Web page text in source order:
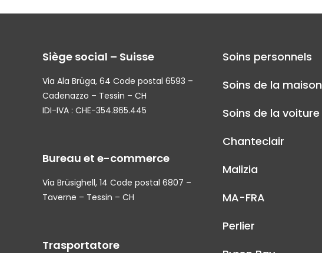
Siège social – Suisse
Via Ala Brüga, 64 Code postal 6593 –
Cadenazzo – Tessin – CH
IDI-IVA : CHE-354.865.445
Bureau et e-commerce
Via Brüsighell, 14 Code postal 6807 –
Taverne – Tessin – CH
Trasportatore
Soins personnels
Soins de la maison
Soins de la voiture
Chanteclair
Malizia
MA-FRA
Perlier